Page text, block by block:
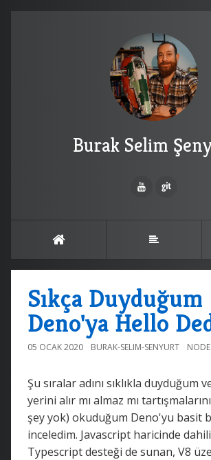
Burak Selim
Sıkça Duyduğum
Deno'ya Hello
05 OCAK 2020 BURAK-SELIM-SENYURT
Şu sıralar adını sıklıkla duyduğum
yerini alır mı almaz mı
şey yok) okuduğum Deno'yu basit
inceledim. Javascript haricinde
Typescript desteği de sunan, V8